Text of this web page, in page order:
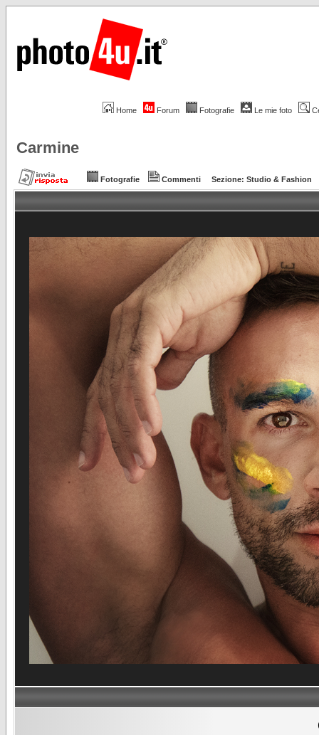
Home Forum Fotografie Le mie foto
Carmine
Fotografie Commenti Sezione: Studio & Fashion